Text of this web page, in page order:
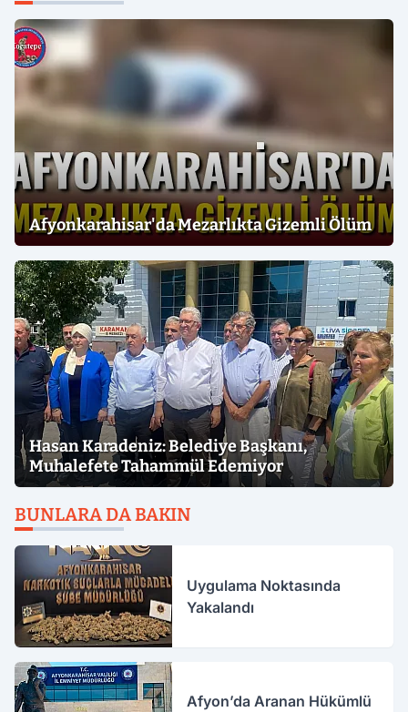
Afyonkarahisar'da Mezarlıkta Gizemli Ölüm
Hasan Karadeniz: Belediye Başkanı,
Muhalefete Tahammül Edemiyor
BUNLARA DA BAKIN
Uygulama Noktasında
Yakalandı
Afyon’da Aranan Hükümlü